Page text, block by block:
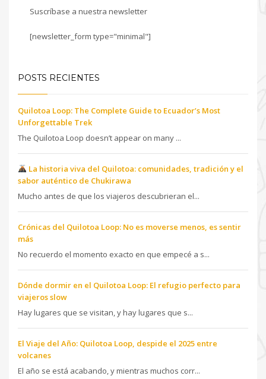
Suscríbase a nuestra newsletter
[newsletter_form type="minimal"]
POSTS RECIENTES
Quilotoa Loop: The Complete Guide to Ecuador’s Most
Unforgettable Trek
The Quilotoa Loop doesn’t appear on many ...
La historia viva del Quilotoa: comunidades, tradición y el
sabor auténtico de Chukirawa
Mucho antes de que los viajeros descubrieran el...
Crónicas del Quilotoa Loop: No es moverse menos, es sentir
más
No recuerdo el momento exacto en que empecé a s...
Dónde dormir en el Quilotoa Loop: El refugio perfecto para
viajeros slow
Hay lugares que se visitan, y hay lugares que s...
El Viaje del Año: Quilotoa Loop, despide el 2025 entre
volcanes
El año se está acabando, y mientras muchos corr...